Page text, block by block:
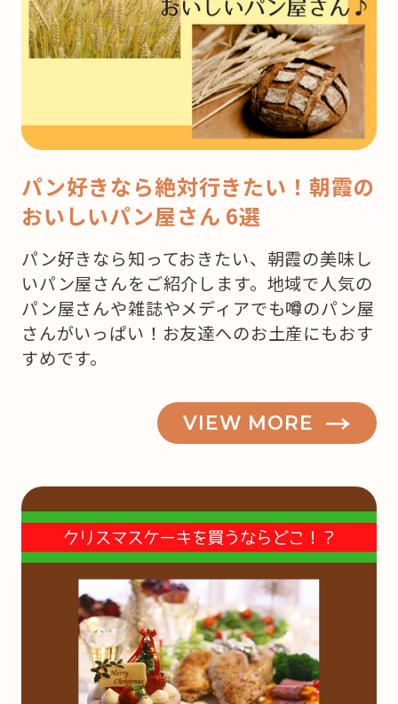
パン好きなら絶対行きたい！朝霞の
おいしいパン屋さん 6選
パン好きなら知っておきたい、朝霞の美味し
いパン屋さんをご紹介します。地域で人気の
パン屋さんや雑誌やメディアでも噂のパン屋
さんがいっぱい！お友達へのお土産にもおす
すめです。
VIEW MORE